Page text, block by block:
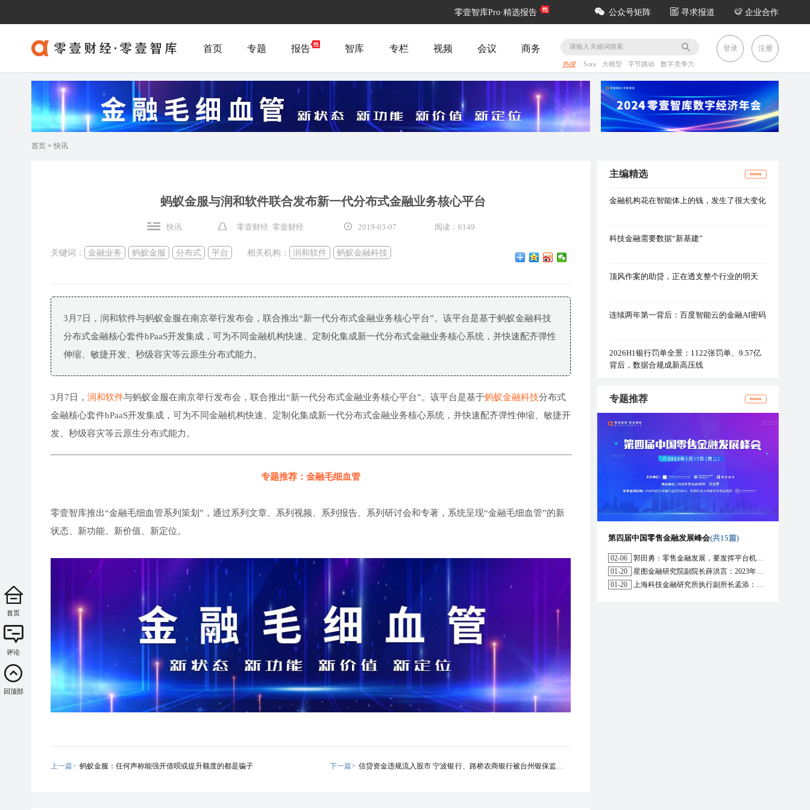
零壹智库Pro·精选报告 公众号矩阵 寻求报道 企业合作
首页 专题 报告 智库 专栏 视频 会议 商务
热搜 :Sora 大模型 字节跳动 数字竞争力
登录 注册
首页 > 快讯
蚂蚁金服与润和软件联合发布新一代分布式金融业务核心平台
快讯 零壹财经 零壹财经 2019-03-07 阅读：6149
关键词： 金融业务 蚂蚁金服 分布式 平台 相关机构： 润和软件 蚂蚁金融科技
3月7日，润和软件与蚂蚁金服在南京举行发布会，联合推出“新一代分布式金融业务核心平台”。该平台是基于蚂蚁金融科技
分布式金融核心套件bPaaS开发集成，可为不同金融机构快速、定制化集成新一代分布式金融业务核心系统，并快速配齐弹性
伸缩、敏捷开发、秒级容灾等云原生分布式能力。
3月7日， 润和软件与蚂蚁金服在南京举行发布会，联合推出“新一代分布式金融业务核心平台”。该平台是基于蚂蚁金融科技分布式
金融核心套件bPaaS开发集成，可为不同金融机构快速、定制化集成新一代分布式金融业务核心系统，并快速配齐弹性伸缩、敏捷开
发、秒级容灾等云原生分布式能力。
专题推荐：金融毛细血管
零壹智库推出“金融毛细血管系列策划”，通过系列文章、系列视频、系列报告、系列研讨会和专著，系统呈现“金融毛细血管”的新
状态、新功能、新价值、新定位。
上一篇> 蚂蚁金服：任何声称能强开借呗或提升额度的都是骗子 下一篇> 信贷资金违规流入股市 宁波银行、路桥农商银行被台州银保监局处
主编精选 more
金融机构花在智能体上的钱，发生了很大变化
科技金融需要数据“新基建”
顶风作案的助贷，正在透支整个行业的明天
连续两年第一背后：百度智能云的金融AI密码
2026H1银行罚单全景：1122张罚单、9.57亿
背后，数据合规成新高压线
专题推荐 more
第四届中国零售金融发展峰会(共15篇)
02-06
郭田勇：零售金融发展，要发挥平台机构的作用
01-20
星图金融研究院副院长薛洪言：2023年消费信贷或迎来新起点
01-20
上海科技金融研究所执行副所长孟添：开放银行与嵌入式金融为数字普惠金融带来更大发展空间
首页
评论
回顶部